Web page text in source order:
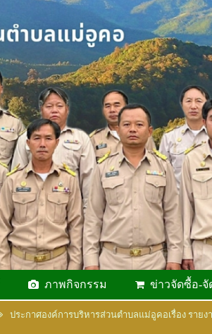
ภาพกิจกรรม ข่าวจัดซื้อ-จั
ประกาศองค์การบริหารส่วนตำบลแม่อูคอเรื่อง ราย